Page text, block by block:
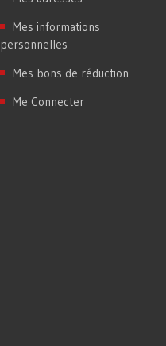
Mes informations
personnelles
Mes bons de réduction
Me Connecter